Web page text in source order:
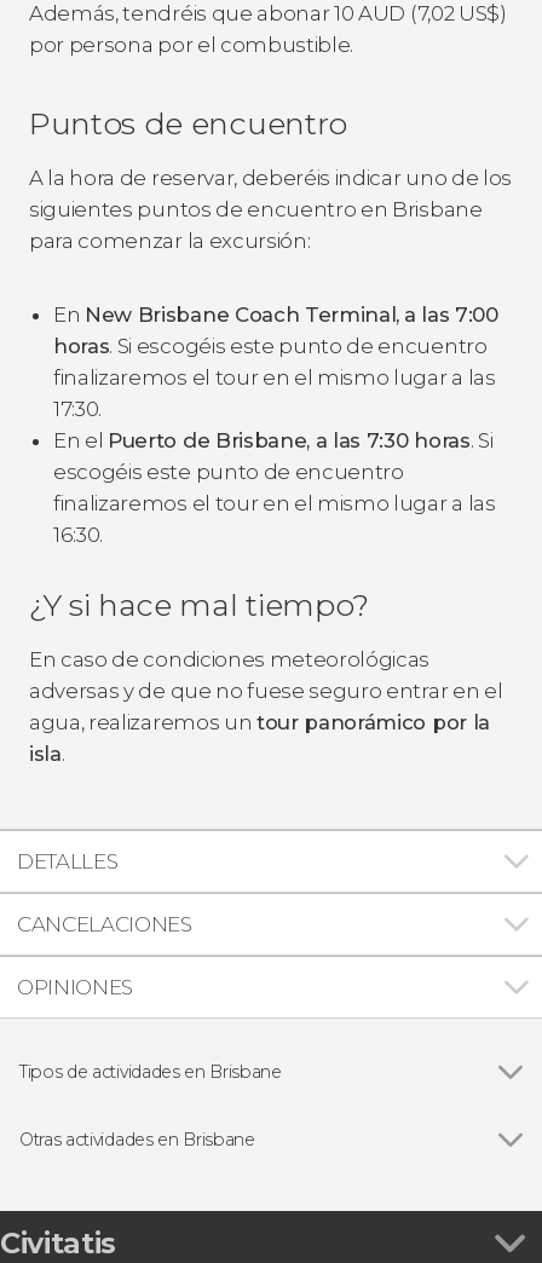
Además, tendréis que abonar 10AUD (7,02 US$)
por persona por el combustible.
Puntos de encuentro
A la hora de reservar, deberéis indicar uno de los
siguientes puntos de encuentro en Brisbane
para comenzar la excursión:
En New Brisbane Coach Terminal, a las 7:00
horas. Si escogéis este punto de encuentro
finalizaremos el tour en el mismo lugar a las
17:30.
En el Puerto de Brisbane, a las 7:30 horas. Si
escogéis este punto de encuentro
finalizaremos el tour en el mismo lugar a las
16:30.
¿Y si hace mal tiempo?
En caso de condiciones meteorológicas
adversas y de que no fuese seguro entrar en el
agua, realizaremos un tour panorámico por la
isla.
DETALLES
CANCELACIONES
OPINIONES
Tipos de actividades en Brisbane
Visitas guiadas y free tours
Otras actividades en Brisbane
Tour privado por Brisbane
Visita guiada por Brisbane
Civitatis